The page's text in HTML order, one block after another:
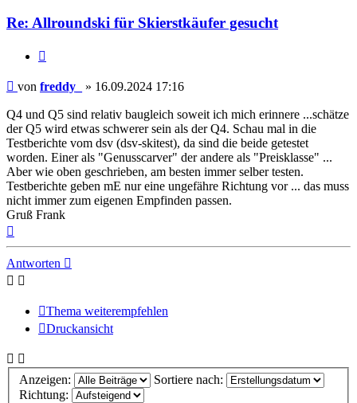
Re: Allroundski für Skierstkäufer gesucht
Beitrag
von freddy_ » 16.09.2024 17:16
Q4 und Q5 sind relativ baugleich soweit ich mich erinnere ...schätze
der Q5 wird etwas schwerer sein als der Q4. Schau mal in die
Testberichte vom dsv (dsv-skitest), da sind die beide getestet
worden. Einer als "Genusscarver" der andere als "Preisklasse" ...
Aber wie oben geschrieben, am besten immer selber testen.
Testberichte geben mE nur eine ungefähre Richtung vor ... das muss
nicht immer zum eigenen Empfinden passen.
Gruß Frank
Antworten
Thema weiterempfehlen
Druckansicht
Anzeigen:
Sortiere nach:
Richtung: